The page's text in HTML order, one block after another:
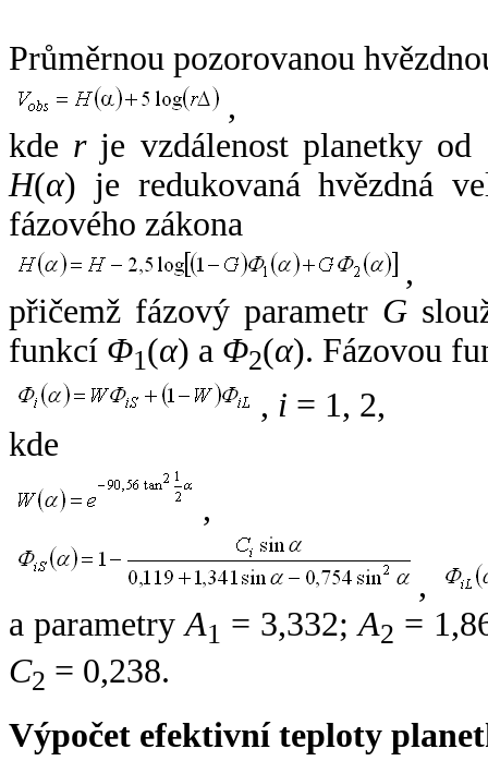
Průměrnou pozorovanou
,
kde rje vzdálenost planetky od
H(α) je redukovaná hvězdná
fázového zákona
,
přičemž fázový parametr G
funkcí Φ1(α) a Φ2(α). Fázovou
, i = 1, 2,
kde
,
,
a parametryA1 = 3,332;A2 =
C2 = 0,238.
Výpočet efektivní teploty